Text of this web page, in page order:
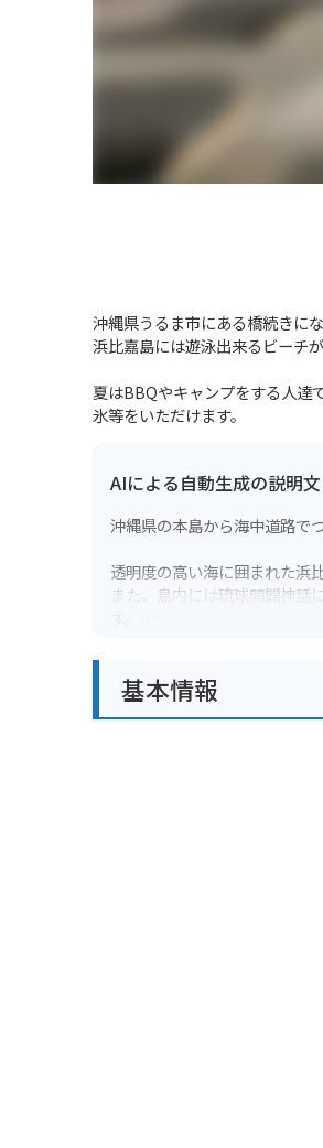
沖縄県うるま市にある橋続きに
浜比嘉島には遊泳出来るビーチ
夏はBBQやキャンプをする人達
氷等をいただけます。
AIによる自動生成の説明文
沖縄県の本島から海中道路で
透明度の高い海に囲まれた浜
また、島内には琉球開闢神話
信号が少なく、海沿いを走る
基本情報